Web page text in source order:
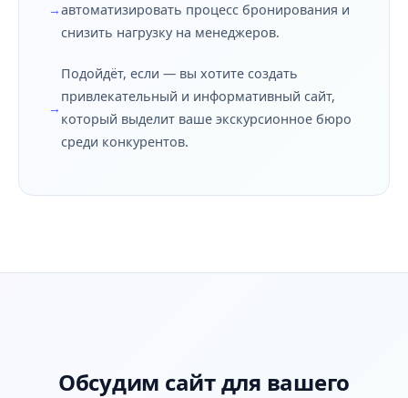
автоматизировать процесс бронирования и
снизить нагрузку на менеджеров.
Подойдёт, если — вы хотите создать
привлекательный и информативный сайт,
который выделит ваше экскурсионное бюро
среди конкурентов.
Обсудим сайт для вашего